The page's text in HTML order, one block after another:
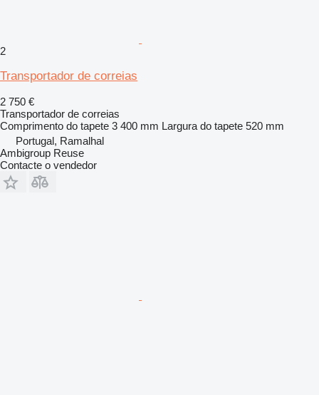
2
Transportador de correias
2 750 €
Transportador de correias
Comprimento do tapete 3 400 mm Largura do tapete 520 mm
Portugal, Ramalhal
Ambigroup Reuse
Contacte o vendedor